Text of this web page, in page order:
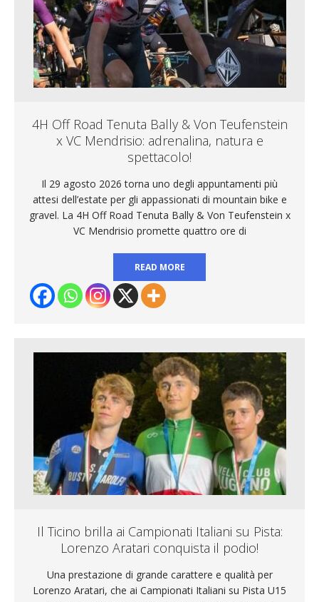
4H Off Road Tenuta Bally & Von Teufenstein
x VC Mendrisio: adrenalina, natura e
spettacolo!
Il 29 agosto 2026 torna uno degli appuntamenti più
attesi dell’estate per gli appassionati di mountain bike e
gravel. La 4H Off Road Tenuta Bally & Von Teufenstein x
VC Mendrisio promette quattro ore di
READ MORE
Il Ticino brilla ai Campionati Italiani su Pista:
Lorenzo Aratari conquista il podio!
Una prestazione di grande carattere e qualità per
Lorenzo Aratari, che ai Campionati Italiani su Pista U15